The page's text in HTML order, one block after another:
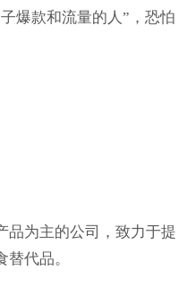
爆款和流量的人”，恐怕
品为主的公司，致力于提
代品。